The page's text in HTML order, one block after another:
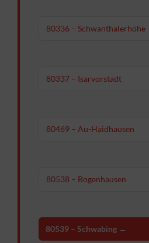
80336 – Schwanthalerhöhe
80337 – Isarvorstadt
80469 – Au-Haidhausen
80538 – Bogenhausen
80539 – Schwabing ←